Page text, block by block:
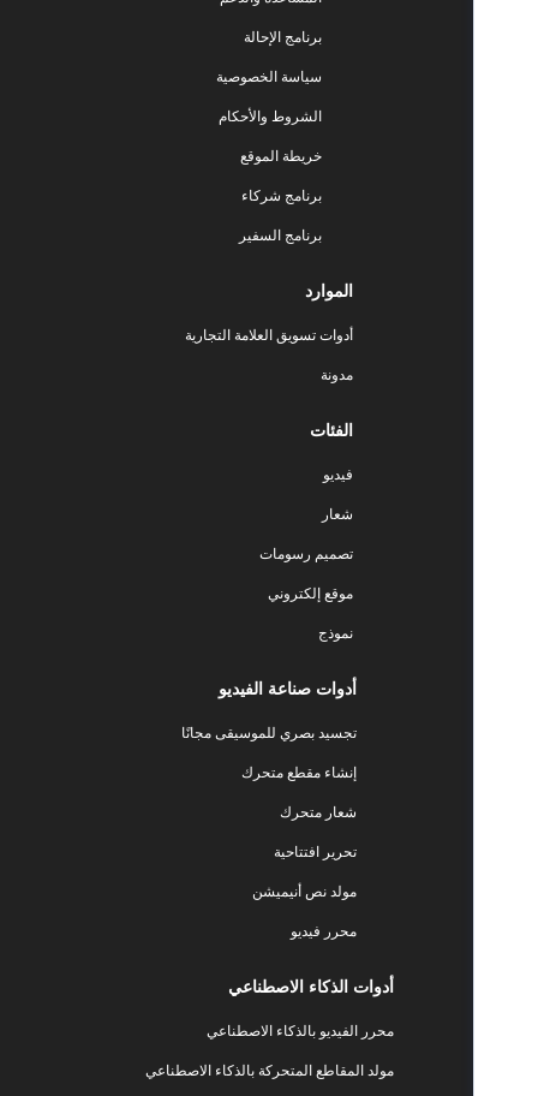
برنامج الإحالة
سياسة الخصوصية
الشروط والأحكام
خريطة الموقع
برنامج شركاء
برنامج السفير
أدوات تسويق العلامة التجارية
تصميم رسومات
موقع إلكتروني
أدوات صناعة الفيديو
تجسيد بصري للموسيقى مجانًا
إنشاء مقطع متحرك
شعار متحرك
تحرير افتتاحية
مولد نص أنيميشن
محرر فيديو
أدوات الذكاء الاصطناعي
محرر الفيديو بالذكاء الاصطناعي
مولد المقاطع المتحركة بالذكاء الاصطناعي